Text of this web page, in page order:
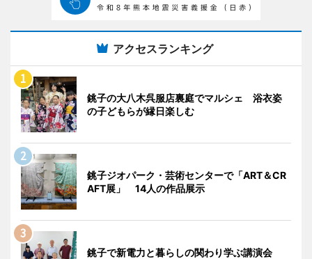
アクセスランキング
銚子の大八木呉服店裏庭でマルシェ 浴衣姿
の子どもらが縁日楽しむ
銚子ジオパーク・芸術センターで「ART＆CR
AFT展」 14人の作品展示
銚子で新電力と暮らしの関わり学ぶ講演会